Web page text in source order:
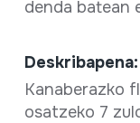
denda batean
Deskribapena:
Kanaberazko
osatzeko 7